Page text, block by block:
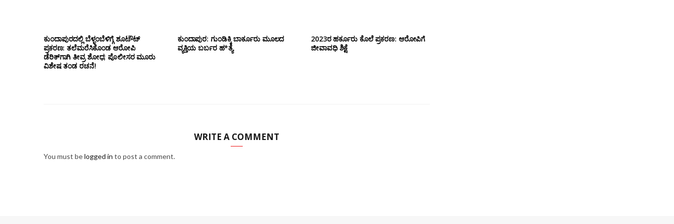
ಕುಂದಾಪುರದಲ್ಲಿ ಬೆಳ್ಳಂಬೆಳಿಗ್ಗೆ ಶೂಟೌಟ್
ಪ್ರಕರಣ: ತಲೆಮರೆಸಿಕೊಂಡ ಆರೋಪಿ
ಡೆರಿಕ್‌ಗಾಗಿ ತೀವ್ರ ಶೋಧ; ಪೊಲೀಸರ ಮೂರು
ವಿಶೇಷ ತಂಡ ರಚನೆ!
ಕುಂದಾಪುರ: ಗುಂಡಿಕ್ಕಿ ಬಾರ್ಕೂರು‌ ಮೂಲದ
ವ್ಯಕ್ತಿಯ ಬರ್ಬರ ಹ*ತ್ಯೆ
2023ರ ಹರ್ಕೂರು ಕೊಲೆ ಪ್ರಕರಣ: ಆರೋಪಿಗೆ
ಜೀವಾವಧಿ ಶಿಕ್ಷೆ
WRITE A COMMENT
You must belogged in to post a comment.